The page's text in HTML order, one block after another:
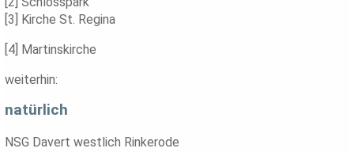
[3] Kirche St. Regina
[4] Martinskirche
weiterhin:
natürlich
NSG Davert westlich Rinkerode